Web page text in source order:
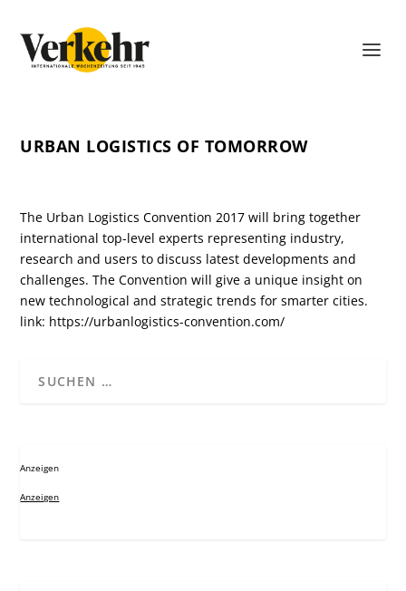
URBAN LOGISTICS OF TOMORROW
The Urban Logistics Convention 2017 will bring together
international top-level experts representing industry,
research and users to discuss latest developments and
challenges. The Convention will give a unique insight on
new technological and strategic trends for smarter cities.
link: https://urbanlogistics-convention.com/
Anzeigen
Anzeigen